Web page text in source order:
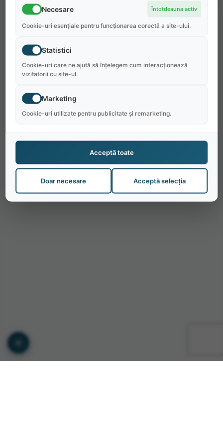
Necesare Întotdeauna activ
Cookie-uri esențiale pentru funcționarea corectă a site-ului.
Statistici
Cookie-uri care ne ajută să înțelegem cum interacționează
vizitatorii cu site-ul.
Marketing
Cookie-uri utilizate pentru publicitate și remarketing.
Doar necesare Acceptă selecția
Acceptă toate